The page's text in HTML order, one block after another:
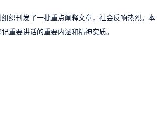
织刊发了一批重点阐释文章，社会反响热烈。本
重要讲话的重要内涵和精神实质。